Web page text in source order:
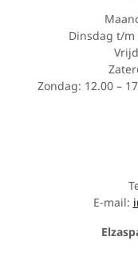
Dinsdag t/m
Zondag: 12.00 –
E-mail: